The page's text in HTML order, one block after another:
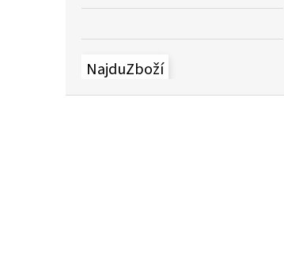
NajduZboží